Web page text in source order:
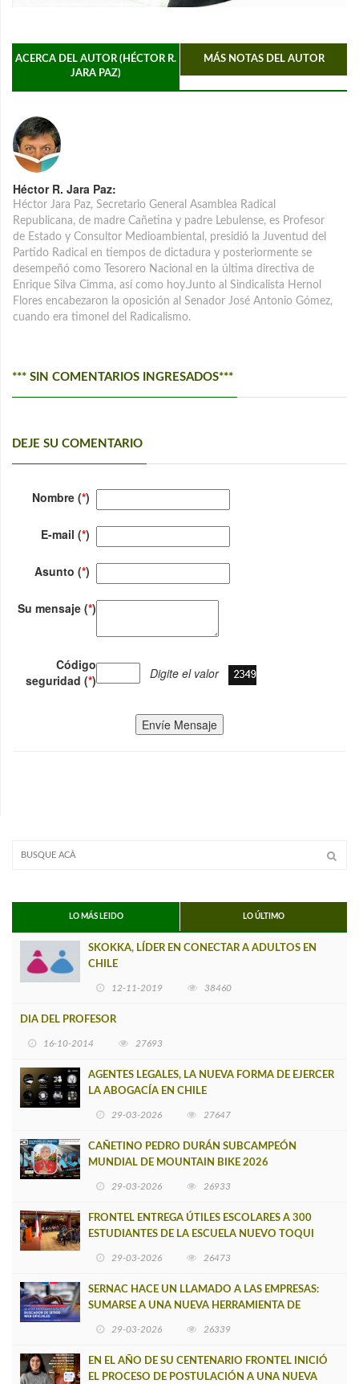
ACERCA DEL AUTOR (HÉCTOR R.
JARA PAZ)
MÁS NOTAS DEL AUTOR
Héctor R. Jara Paz:
Héctor Jara Paz, Secretario General Asamblea Radical
Republicana, de madre Cañetina y padre Lebulense, es Profesor
de Estado y Consultor Medioambiental, presidió la Juventud del
Partido Radical en tiempos de dictadura y posteriormente se
desempeñó como Tesorero Nacional en la última directiva de
Enrique Silva Cimma, así como hoy.Junto al Sindicalista Hernol
Flores encabezaron la oposición al Senador José Antonio Gómez,
cuando era timonel del Radicalismo.
*** SIN COMENTARIOS INGRESADOS***
DEJE SU COMENTARIO
Nombre (*)
E-mail (*)
Asunto (*)
Su mensaje (*)
Código
seguridad (*) Digite el valor
Envíe Mensaje
LO MÁS LEIDO LO ÚLTIMO
SKOKKA, LÍDER EN CONECTAR A ADULTOS EN
CHILE
12-11-2019 38460
DIA DEL PROFESOR
16-10-2014 27693
AGENTES LEGALES, LA NUEVA FORMA DE EJERCER
LA ABOGACÍA EN CHILE
29-03-2026 27647
CAÑETINO PEDRO DURÁN SUBCAMPEÓN
MUNDIAL DE MOUNTAIN BIKE 2026
29-03-2026 26933
FRONTEL ENTREGA ÚTILES ESCOLARES A 300
ESTUDIANTES DE LA ESCUELA NUEVO TOQUI
29-03-2026 26473
SERNAC HACE UN LLAMADO A LAS EMPRESAS:
SUMARSE A UNA NUEVA HERRAMIENTA DE
29-03-2026 26339
EN EL AÑO DE SU CENTENARIO FRONTEL INICIÓ
EL PROCESO DE POSTULACIÓN A UNA NUEVA